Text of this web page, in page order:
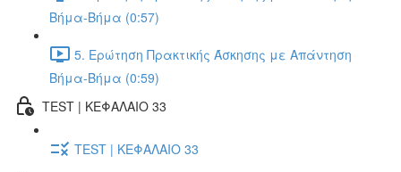
Βήμα-Βήμα (0:57)
5. Ερώτηση Πρακτικής Άσκησης με Απάντηση
Βήμα-Βήμα (0:59)
TEST | ΚΕΦΑΛΑΙΟ 33
TEST | ΚΕΦΑΛΑΙΟ 33